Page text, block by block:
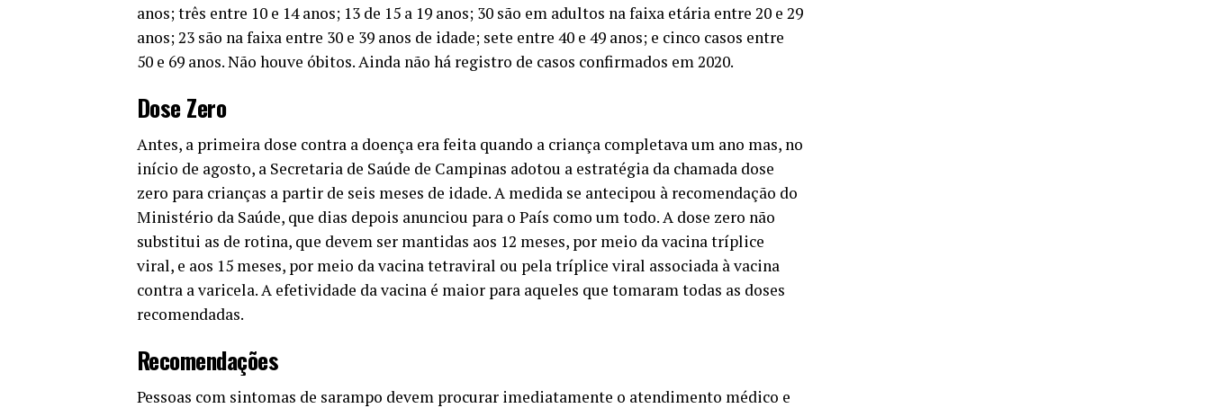
anos; três entre 10 e 14 anos; 13 de 15 a 19 anos; 30 são em adultos na faixa etária entre 20 e 29
anos; 23 são na faixa entre 30 e 39 anos de idade; sete entre 40 e 49 anos; e cinco casos entre
50 e 69 anos. Não houve óbitos. Ainda não há registro de casos confirmados em 2020.
Dose Zero
Antes, a primeira dose contra a doença era feita quando a criança completava um ano mas, no
início de agosto, a Secretaria de Saúde de Campinas adotou a estratégia da chamada dose
zero para crianças a partir de seis meses de idade. A medida se antecipou à recomendação do
Ministério da Saúde, que dias depois anunciou para o País como um todo. A dose zero não
substitui as de rotina, que devem ser mantidas aos 12 meses, por meio da vacina tríplice
viral, e aos 15 meses, por meio da vacina tetraviral ou pela tríplice viral associada à vacina
contra a varicela. A efetividade da vacina é maior para aqueles que tomaram todas as doses
recomendadas.
Recomendações
Pessoas com sintomas de sarampo devem procurar imediatamente o atendimento médico e